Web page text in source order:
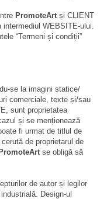
PromoteArtși CLIENT
WEBSITE-ului.
“Termeni și condiții”
se la imagini statice/
comerciale, texte și/sau
sunt proprietatea
și se menționează
fi urmat de titlul de
de proprietarul de
PromoteArtse obligă să
de autor și legilor
Design-ul